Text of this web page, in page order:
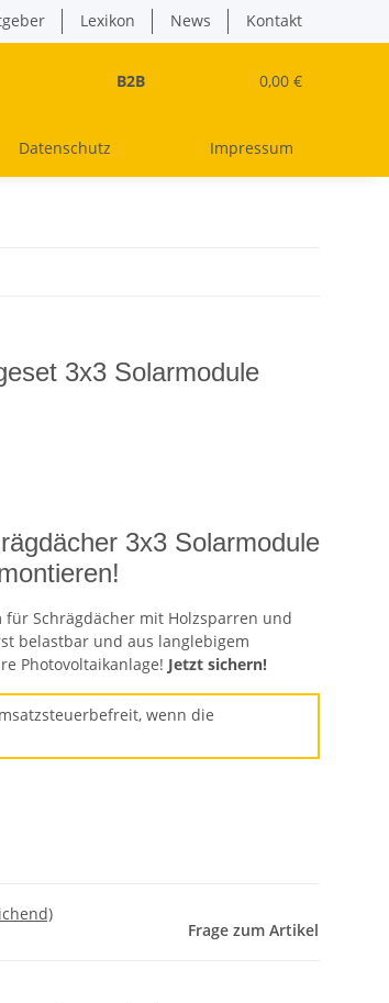
Lexikon News Kontakt
B2B 0,00 €
Datenschutz Impressum
3x3 Solarmodule
3x3 Solarmodule
Schrägdächer mit Holzsparren und
belastbar und aus langlebigem
Photovoltaikanlage! Jetzt sichern!
wenn die
Frage zum Artikel